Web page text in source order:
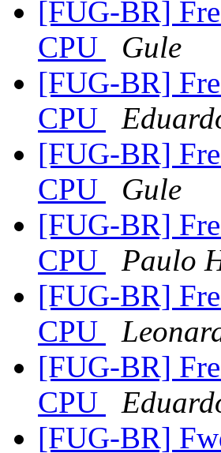
[FUG-BR]
CPU
Gule
[FUG-BR]
CPU
[FUG-BR]
CPU
Gule
[FUG-BR]
CPU
Paulo
[FUG-BR]
CPU
[FUG-BR]
CPU
[FUG-BR]